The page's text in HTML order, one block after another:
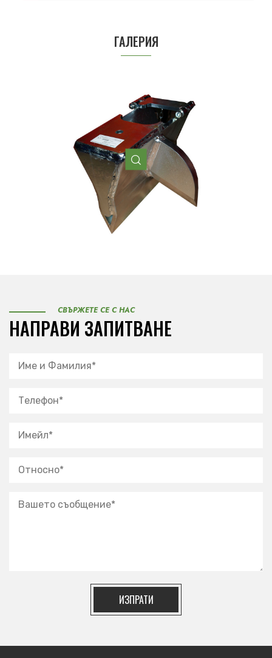
ГАЛЕРИЯ
СВЪРЖЕТЕ СЕ С НАС
НАПРАВИ ЗАПИТВАНЕ
ИЗПРАТИ